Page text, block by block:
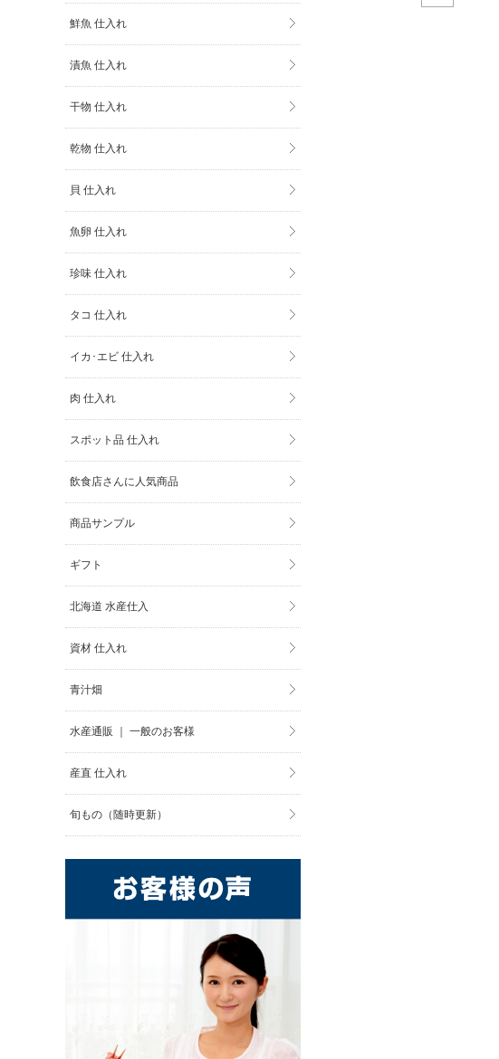
鮮魚 仕入れ
漬魚 仕入れ
干物 仕入れ
乾物 仕入れ
貝 仕入れ
魚卵 仕入れ
珍味 仕入れ
タコ 仕入れ
イカ･エビ 仕入れ
肉 仕入れ
スポット品 仕入れ
飲食店さんに人気商品
商品サンプル
ギフト
北海道 水産仕入
資材 仕入れ
青汁畑
水産通販 ｜ 一般のお客様
産直 仕入れ
旬もの（随時更新）